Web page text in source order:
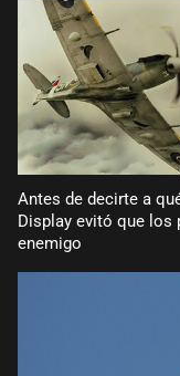
Antes de decirte a
Display evitó que los
enemigo